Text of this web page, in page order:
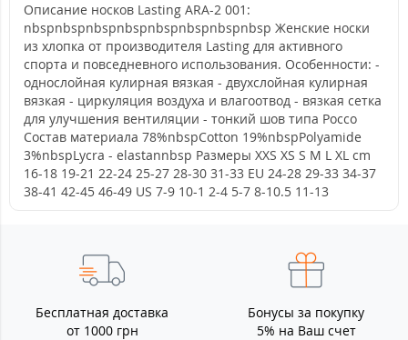
Описание носков Lasting ARA-2 001:
nbspnbspnbspnbspnbspnbspnbspnbsp Женские носки
из хлопка от производителя Lasting для активного
спорта и повседневного использования. Особенности: -
однослойная кулирная вязкая - двухслойная кулирная
вязкая - циркуляция воздуха и влагоотвод - вязкая сетка
для улучшения вентиляции - тонкий шов типа Россо
Состав материала 78%nbspCotton 19%nbspPolyamide
3%nbspLycra - elastannbsp Размеры XXS XS S M L XL cm
16-18 19-21 22-24 25-27 28-30 31-33 EU 24-28 29-33 34-37
38-41 42-45 46-49 US 7-9 10-1 2-4 5-7 8-10.5 11-13
Бесплатная доставка
от 1000 грн
Бонусы за покупку
5% на Ваш счет